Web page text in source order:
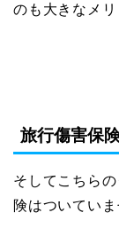
のも大きなメリ
旅行傷害保
そしてこちら
険はついていま